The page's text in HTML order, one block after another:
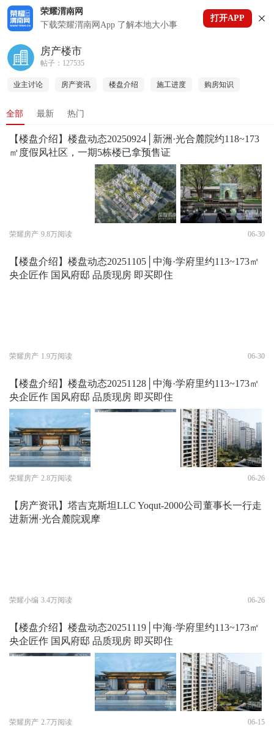
荣耀渭南网
下载荣耀渭南网App 了解本地大小事
打开APP
下拉刷新
房产楼市
帖子：127535
业主讨论 房产资讯 楼盘介绍 施工进度 购房知识
全部 最新 热门
【楼盘介绍】楼盘动态20250924│新洲·光合麓院约118~173
㎡度假风社区，一期5栋楼已拿预售证
荣耀房产 9.8万阅读 06-30
【楼盘介绍】楼盘动态20251105│中海·学府里约113~173㎡
央企匠作 国风府邸 品质现房 即买即住
荣耀房产 1.9万阅读 06-30
【楼盘介绍】楼盘动态20251128│中海·学府里约113~173㎡
央企匠作 国风府邸 品质现房 即买即住
荣耀房产 2.8万阅读 06-26
【房产资讯】塔吉克斯坦LLC Yoqut-2000公司董事长一行走
进新洲·光合麓院观摩
荣耀小编 3.4万阅读 06-26
【楼盘介绍】楼盘动态20251119│中海·学府里约113~173㎡
央企匠作 国风府邸 品质现房 即买即住
荣耀房产 2.7万阅读 06-15